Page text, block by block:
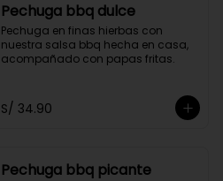
Pechuga bbq dulce
Pechuga en finas hierbas con
nuestra salsa bbq hecha en casa,
acompañado con papas fritas.
S/ 34.90
Pechuga bbq picante